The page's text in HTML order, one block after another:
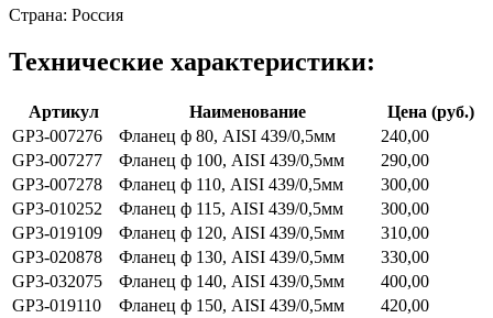
Страна: Россия
Технические характеристики:
Артикул Наименование
Цена (руб.)
GP3-007276
Фланец ф 80, AISI 439/0,5мм
240,00
GP3-007277
Фланец ф 100, AISI 439/0,5мм
290,00
GP3-007278
Фланец ф 110, AISI 439/0,5мм
300,00
GP3-010252
Фланец ф 115, AISI 439/0,5мм
300,00
GP3-019109
Фланец ф 120, AISI 439/0,5мм
310,00
GP3-020878
Фланец ф 130, AISI 439/0,5мм
330,00
GP3-032075
Фланец ф 140, AISI 439/0,5мм
400,00
GP3-019110
Фланец ф 150, AISI 439/0,5мм
420,00